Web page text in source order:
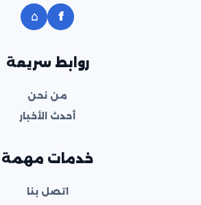
f
⌂
روابط سريعة
من نحن
أحدث الأخبار
خدمات مهمة
اتصل بنا